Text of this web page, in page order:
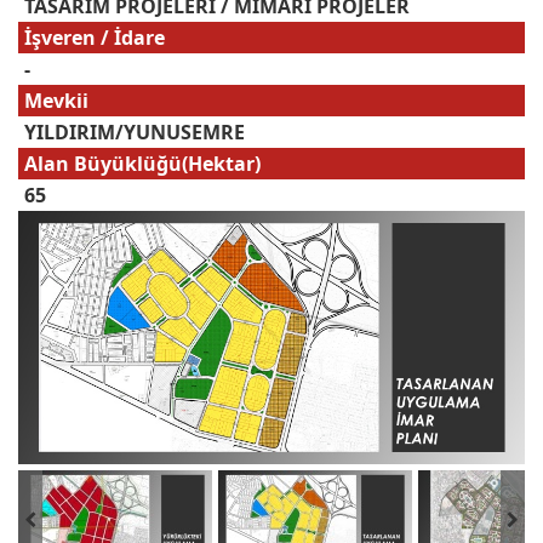
TASARIM PROJELERİ / MİMARİ PROJELER
İşveren / İdare
-
Mevkii
YILDIRIM/YUNUSEMRE
Alan Büyüklüğü(Hektar)
65